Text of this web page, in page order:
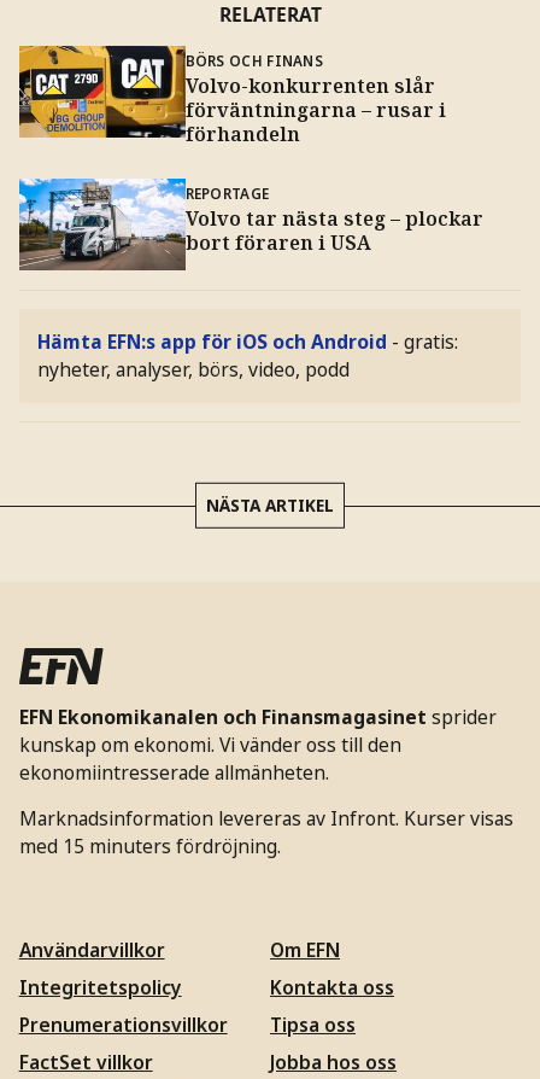
RELATERAT
BÖRS OCH FINANS
Volvo-konkurrenten slår
förväntningarna – rusar i
förhandeln
REPORTAGE
Volvo tar nästa steg – plockar
bort föraren i USA
Hämta EFN:s app för iOS och Android - gratis:
nyheter, analyser, börs, video, podd
NÄSTA ARTIKEL
EFN Ekonomikanalen och Finansmagasinet sprider
kunskap om ekonomi. Vi vänder oss till den
ekonomiintresserade allmänheten.
Marknadsinformation levereras av Infront. Kurser visas
med 15 minuters fördröjning.
Användarvillkor
Integritetspolicy
Prenumerationsvillkor
FactSet villkor
Om EFN
Kontakta oss
Tipsa oss
Jobba hos oss